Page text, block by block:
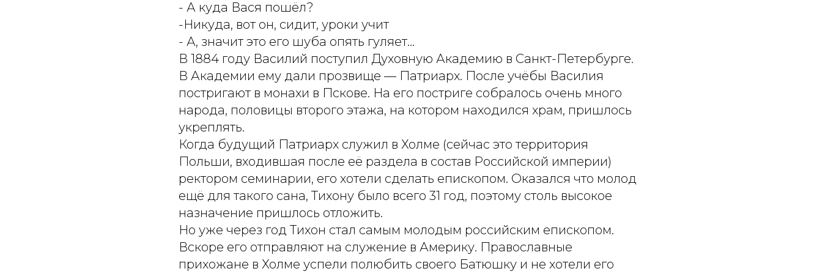
- А куда Вася пошёл?
-Никуда, вот он, сидит, уроки учит
- А, значит это его шуба опять гуляет...
В 1884 году Василий поступил Духовную Академию в Санкт-Петербурге.
В Академии ему дали прозвище — Патриарх. После учёбы Василия
постригают в монахи в Пскове. На его постриге собралось очень много
народа, половицы второго этажа, на котором находился храм, пришлось
укреплять.
Когда будущий Патриарх служил в Холме (сейчас это территория
Польши, входившая после её раздела в состав Российской империи)
ректором семинарии, его хотели сделать епископом. Оказался что молод
ещё для такого сана, Тихону было всего 31 год, поэтому столь высокое
назначение пришлось отложить.
Но уже через год Тихон стал самым молодым российским епископом.
Вскоре его отправляют на служение в Америку. Православные
прихожане в Холме успели полюбить своего Батюшку и не хотели его